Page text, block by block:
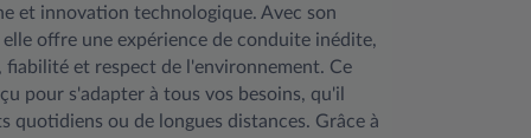
et innovation technologique. Avec son
offre une expérience de conduite inédite,
et respect de l'environnement. Ce
pour s'adapter à tous vos besoins, qu'il
quotidiens ou de longues distances. Grâce à